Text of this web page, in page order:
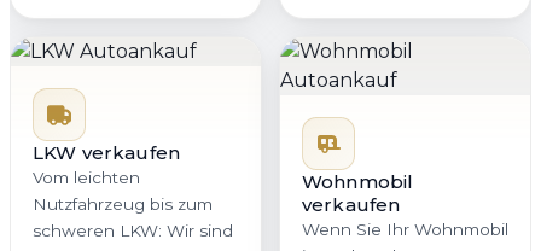
LKW verkaufen
Vom leichten
Nutzfahrzeug bis zum
schweren LKW: Wir sind
Wohnmobil
verkaufen
Wenn Sie Ihr Wohnmobil